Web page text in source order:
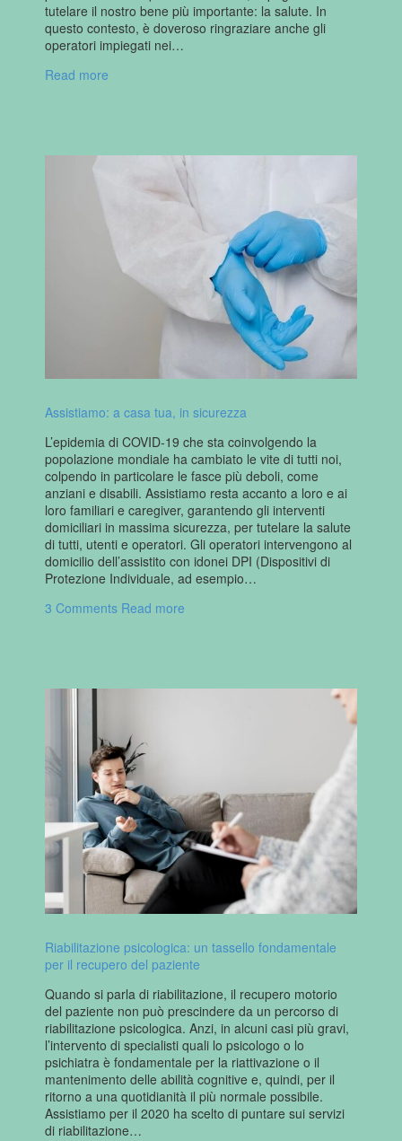
tutelare il nostro bene più importante: la salute. In
questo contesto, è doveroso ringraziare anche gli
operatori impiegati nei…
Read more
Assistiamo: a casa tua, in sicurezza
L’epidemia di COVID-19 che sta coinvolgendo la
popolazione mondiale ha cambiato le vite di tutti noi,
colpendo in particolare le fasce più deboli, come
anziani e disabili. Assistiamo resta accanto a loro e ai
loro familiari e caregiver, garantendo gli interventi
domiciliari in massima sicurezza, per tutelare la salute
di tutti, utenti e operatori. Gli operatori intervengono al
domicilio dell’assistito con idonei DPI (Dispositivi di
Protezione Individuale, ad esempio…
3 Comments Read more
Riabilitazione psicologica: un tassello fondamentale
per il recupero del paziente
Quando si parla di riabilitazione, il recupero motorio
del paziente non può prescindere da un percorso di
riabilitazione psicologica. Anzi, in alcuni casi più gravi,
l’intervento di specialisti quali lo psicologo o lo
psichiatra è fondamentale per la riattivazione o il
mantenimento delle abilità cognitive e, quindi, per il
ritorno a una quotidianità il più normale possibile.
Assistiamo per il 2020 ha scelto di puntare sui servizi
di riabilitazione…